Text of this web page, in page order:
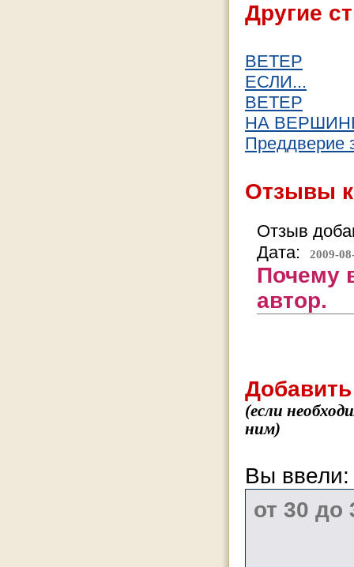
Другие
ВЕТЕР
ЕСЛИ...
ВЕТЕР
НА
Преддверие
Отзывы
Отзыв
Дата:
2009-
Почему
автор.
(если
ним)
Вы